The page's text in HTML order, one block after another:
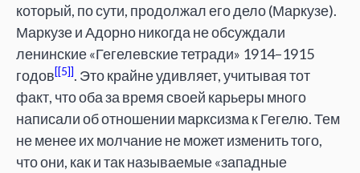
который, по сути, продолжал его дело (Маркузе).
Маркузе и Адорно никогда не обсуждали
ленинские «Гегелевские тетради» 1914–1915
годов [5] . Это крайне удивляет, учитывая тот
факт, что оба за время своей карьеры много
написали об отношении марксизма к Гегелю. Тем
не менее их молчание не может изменить того,
что они, как и так называемые «западные